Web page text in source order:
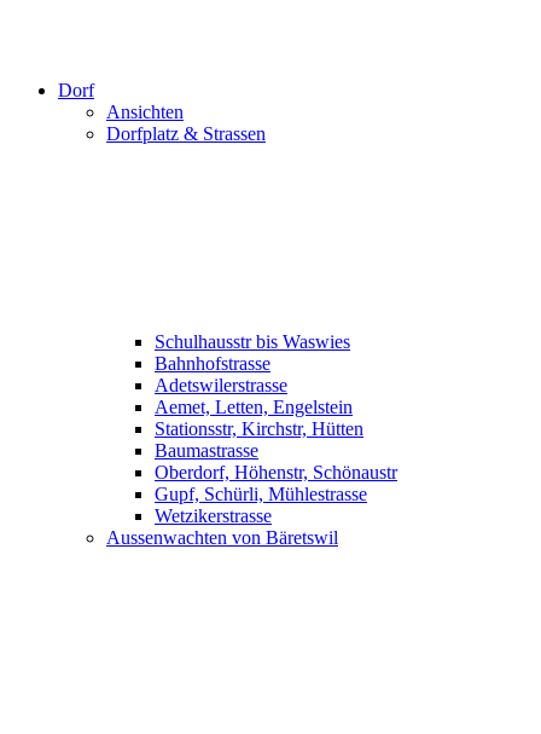
Dorf
Ansichten
Dorfplatz & Strassen
Schulhausstr bis Waswies
Bahnhofstrasse
Adetswilerstrasse
Aemet, Letten, Engelstein
Stationsstr, Kirchstr, Hütten
Baumastrasse
Oberdorf, Höhenstr, Schönaustr
Gupf, Schürli, Mühlestrasse
Wetzikerstrasse
Aussenwachten von Bäretswil